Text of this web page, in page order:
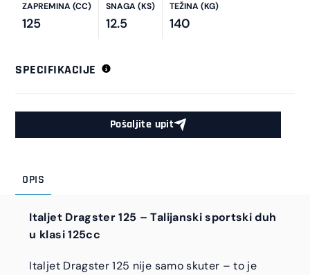
ZAPREMINA (CC)
125
SNAGA (KS)
12.5
TEŽINA (KG)
140
SPECIFIKACIJE
Pošaljite upit
OPIS
Italjet Dragster 125 – Talijanski sportski duh
u klasi 125cc
Italjet Dragster 125 nije samo skuter – to je